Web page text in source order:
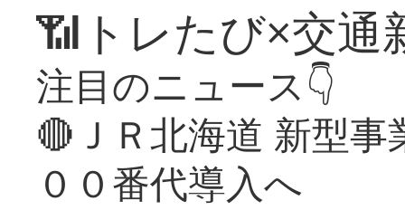
📶トレたび×交通
注目のニュース👇
🔴ＪＲ北海道 新型
００番代導入へ